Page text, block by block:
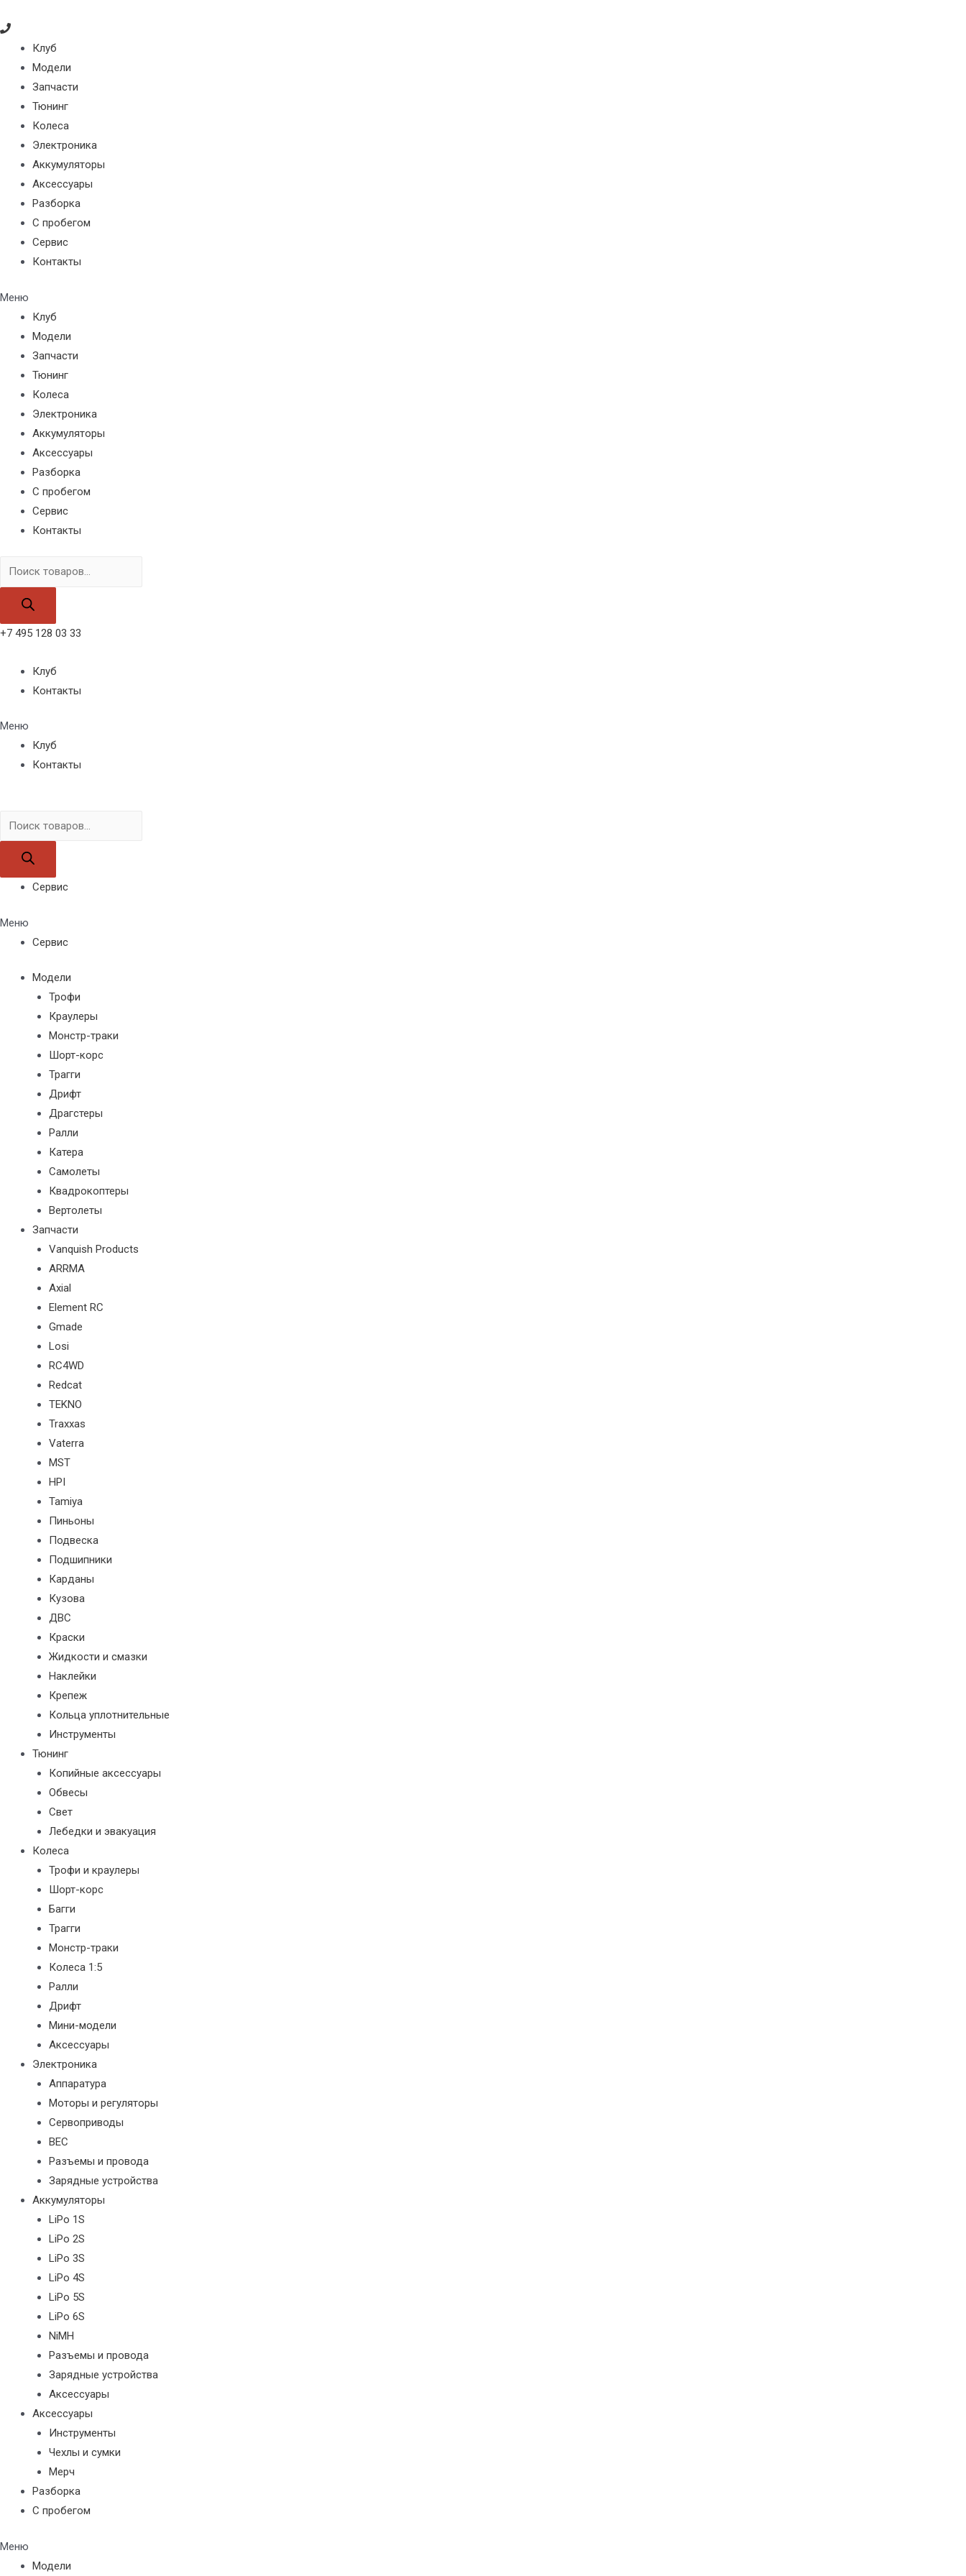
к
содержимому
Клуб
Модели
Запчасти
Тюнинг
Колеса
Электроника
Аккумуляторы
Аксессуары
Разборка
С пробегом
Сервис
Контакты
Меню
Клуб
Модели
Запчасти
Тюнинг
Колеса
Электроника
Аккумуляторы
Аксессуары
Разборка
С пробегом
Сервис
Контакты
Поиск
товаров
+7 495 128 03 33
Клуб
Контакты
Меню
Клуб
Контакты
Поиск
товаров
Сервис
Меню
Сервис
Модели
Трофи
Краулеры
Монстр-траки
Шорт-корс
Трагги
Дрифт
Драгстеры
Ралли
Катера
Самолеты
Квадрокоптеры
Вертолеты
Запчасти
Vanquish Products
ARRMA
Axial
Element RC
Gmade
Losi
RC4WD
Redcat
TEKNO
Traxxas
Vaterra
MST
HPI
Tamiya
Пиньоны
Подвеска
Подшипники
Карданы
Кузова
ДВС
Краски
Жидкости и смазки
Наклейки
Крепеж
Кольца уплотнительные
Инструменты
Тюнинг
Копийные аксессуары
Обвесы
Свет
Лебедки и эвакуация
Колеса
Трофи и краулеры
Шорт-корс
Багги
Трагги
Монстр-траки
Колеса 1:5
Ралли
Дрифт
Мини-модели
Аксессуары
Электроника
Аппаратура
Моторы и регуляторы
Сервоприводы
BEC
Разъемы и провода
Зарядные устройства
Аккумуляторы
LiPo 1S
LiPo 2S
LiPo 3S
LiPo 4S
LiPo 5S
LiPo 6S
NiMH
Разъемы и провода
Зарядные устройства
Аксессуары
Аксессуары
Инструменты
Чехлы и сумки
Мерч
Разборка
С пробегом
Меню
Модели